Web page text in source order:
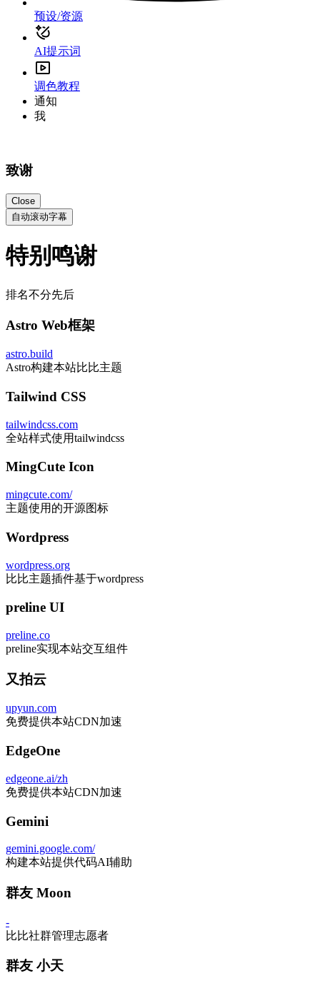
预设/资源
AI提示词
调色教程
通知
我
致谢
Close
自动滚动字幕
特别鸣谢
排名不分先后
Astro Web框架
astro.build
Astro构建本站比比主题
Tailwind CSS
tailwindcss.com
全站样式使用tailwindcss
MingCute Icon
mingcute.com/
主题使用的开源图标
Wordpress
wordpress.org
比比主题插件基于wordpress
preline UI
preline.co
preline实现本站交互组件
又拍云
upyun.com
免费提供本站CDN加速
EdgeOne
edgeone.ai/zh
免费提供本站CDN加速
Gemini
gemini.google.com/
构建本站提供代码AI辅助
群友 Moon
-
比比社群管理志愿者
群友 小天